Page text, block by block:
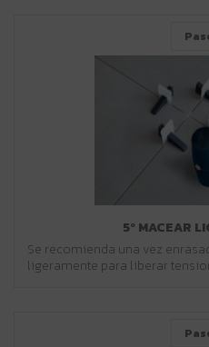
5º MACEAR
Se recomienda una vez
ligeramente para liberar